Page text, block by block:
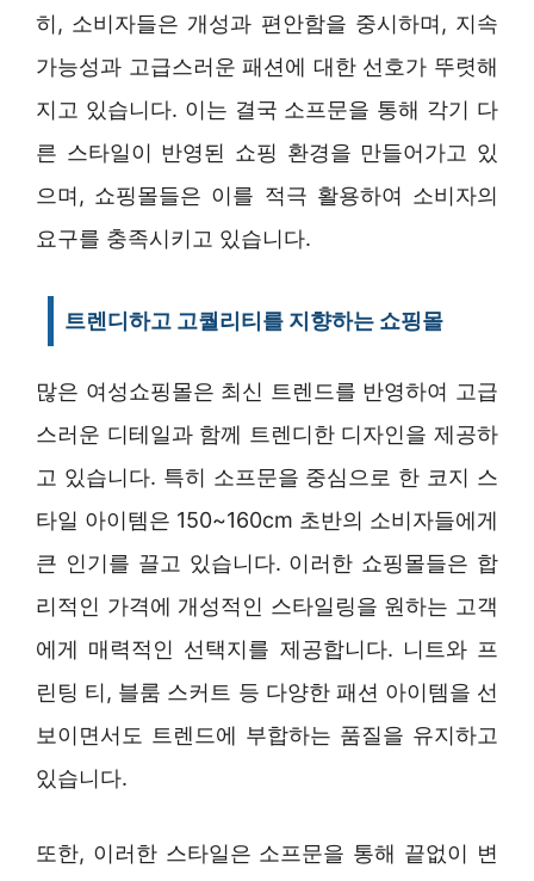
히, 소비자들은 개성과 편안함을 중시하며, 지속
가능성과 고급스러운 패션에 대한 선호가 뚜렷해
지고 있습니다. 이는 결국 소프문을 통해 각기 다
른 스타일이 반영된 쇼핑 환경을 만들어가고 있
으며, 쇼핑몰들은 이를 적극 활용하여 소비자의
요구를 충족시키고 있습니다.
트렌디하고 고퀄리티를 지향하는 쇼핑몰
많은 여성쇼핑몰은 최신 트렌드를 반영하여 고급
스러운 디테일과 함께 트렌디한 디자인을 제공하
고 있습니다. 특히 소프문을 중심으로 한 코지 스
타일 아이템은 150~160cm 초반의 소비자들에게
큰 인기를 끌고 있습니다. 이러한 쇼핑몰들은 합
리적인 가격에 개성적인 스타일링을 원하는 고객
에게 매력적인 선택지를 제공합니다. 니트와 프
린팅 티, 블룸 스커트 등 다양한 패션 아이템을 선
보이면서도 트렌드에 부합하는 품질을 유지하고
있습니다.
또한, 이러한 스타일은 소프문을 통해 끝없이 변